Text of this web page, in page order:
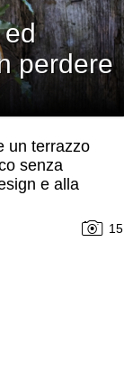
perdere
un terrazzo
senza
e alla
15